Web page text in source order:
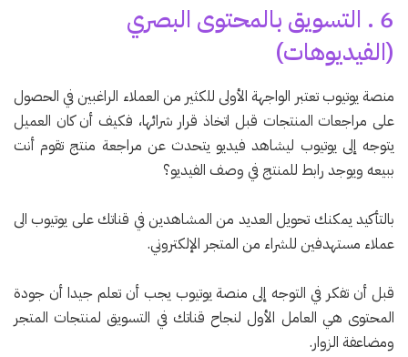
6 . التسويق بالمحتوى البصري
(الفيديوهات)
منصة يوتيوب تعتبر الواجهة الأولى للكثير من العملاء الراغبين في الحصول
على مراجعات المنتجات قبل اتخاذ قرار شرائها، فكيف أن كان العميل
يتوجه إلى يوتيوب ليشاهد فيديو يتحدث عن مراجعة منتج تقوم أنت
ببيعه ويوجد رابط للمنتج في وصف الفيديو؟
بالتأكيد يمكنك تحويل العديد من المشاهدين في قناتك على يوتيوب الى
عملاء مستهدفين للشراء من المتجر الإلكتروني.
قبل أن تفكر في التوجه إلى منصة يوتيوب يجب أن تعلم جيدا أن جودة
المحتوى هي العامل الأول لنجاح قناتك في التسويق لمنتجات المتجر
ومضاعفة الزوار.